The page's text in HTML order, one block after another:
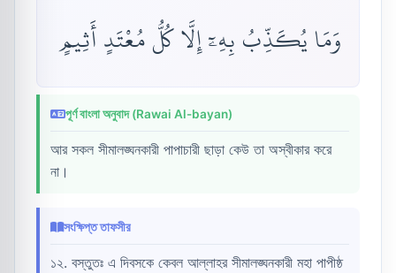
وَمَا يُكَذِّبُ بِهِۦٓ إِلَّا كُلُّ مُعْتَدٍ أَثِيمٍ
পূর্ণ বাংলা অনুবাদ (Rawai Al-bayan)
আর সকল সীমালঙ্ঘনকারী পাপাচারী ছাড়া কেউ তা অস্বীকার করে
না।
সংক্ষিপ্ত তাফসীর
১২. বস্তুতঃ এ দিবসকে কেবল আল্লাহর সীমালঙ্ঘনকারী মহা পাপীষ্ঠ